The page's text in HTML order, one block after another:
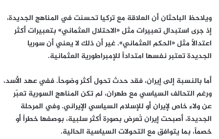
ويلاحظ الباحثان أن العلاقة مع تركيا تحسنت في المناهج الجديدة،
إذ جرى استبدال تعبيرات مثل «الاحتلال العثماني» بتعبيرات أكثر
اعتدالاً مثل «الحكم العثماني». غير أن ذلك لا يعني أن سوريا
الجديدة تعتبر نفسها امتداداً للإمبراطورية العثمانية.
أما بالنسبة إلى إيران، فقد حدث تحول أكثر وضوحاً. ففي عهد الأسد،
ورغم التحالف السياسي مع طهران، لم تكن المناهج السورية تعبّر
عن ولاء خاص لإيران أو للإسلام السياسي الإيراني. وفي المرحلة
الجديدة، أصبحت إيران تُعرض بصورة أكثر سلبية، بوصفها خطراً أو
خصماً، بما يتوافق مع التحولات السياسية الحالية.